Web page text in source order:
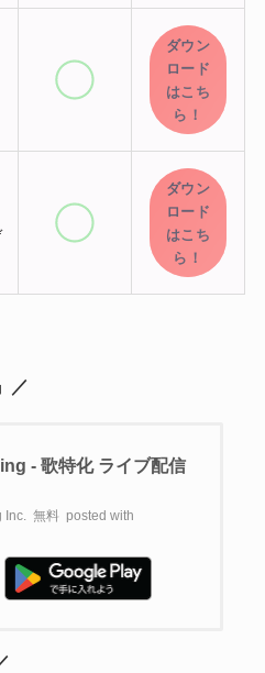
ダウン
ロード
はこち
ら！
ダウン
ロード
はこち
ら！
／
- 歌特化 ライブ配信
無料 posted with